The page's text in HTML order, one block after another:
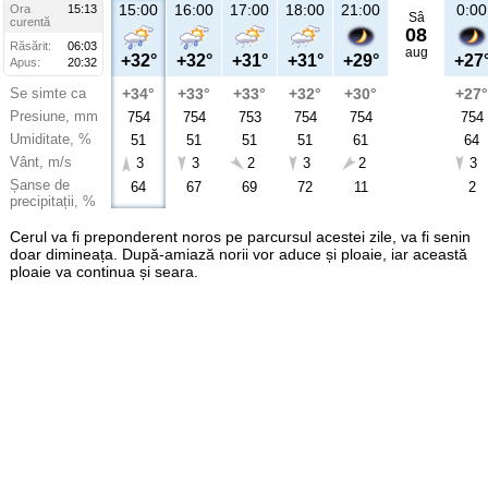
Ora
15:13
curentă
Răsărit:
06:03
Apus:
20:32
Se simte ca
Presiune, mm
Umiditate, %
Vânt, m/s
Șanse de
precipitații, %
15:00
+32°
+34°
754
51
3
64
16:00
+32°
+33°
754
51
3
67
17:00
+31°
+33°
753
51
2
69
18:00
+31°
+32°
754
51
3
72
21:00
+29°
+30°
754
61
2
11
Sâ
08
aug
0:00
+27°
754
64
3
2
Cerul va fi preponderent noros pe parcursul acestei zile, va fi senin
doar dimineața. După-amiază norii vor aduce și ploaie, iar această
ploaie va continua și seara.